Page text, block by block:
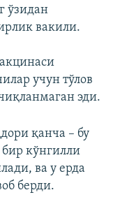
ўзидан
вакили.
учун тўлов
эди.
қанча – бу
бир кўнгилли
ва у ерда
берди.